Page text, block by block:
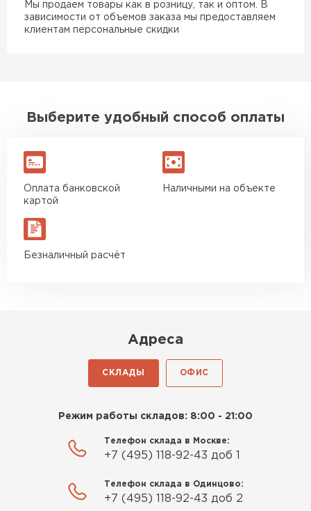
Мы продаем товары как в розницу, так и оптом. В
зависимости от объемов заказа мы предоставляем
клиентам персональные скидки
Выберите удобный способ оплаты
Оплата банковской
картой
Наличными на объекте
Безналичный расчёт
Адреса
СКЛАДЫ ОФИС
Режим работы складов: 8:00 - 21:00
Телефон склада в Москве:
+7 (495) 118-92-43 доб 1
Телефон склада в Одинцово:
+7 (495) 118-92-43 доб 2